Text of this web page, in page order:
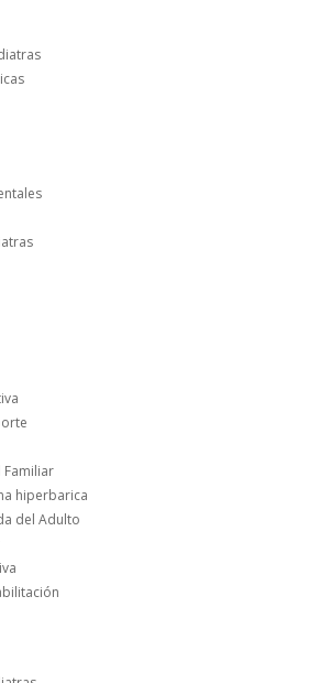
Familiar
hiperbarica
del Adulto